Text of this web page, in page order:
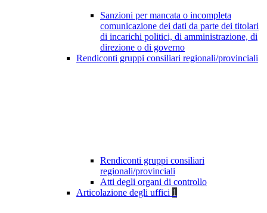
Sanzioni per mancata o incompleta
comunicazione dei dati da parte dei titolari
di incarichi politici, di amministrazione, di
direzione o di governo
Rendiconti gruppi consiliari regionali/provinciali
Rendiconti gruppi consiliari
regionali/provinciali
Atti degli organi di controllo
Articolazione degli uffici 1